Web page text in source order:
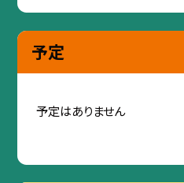
予定
予定はありません